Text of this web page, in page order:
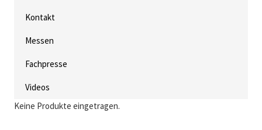
Kontakt
Messen
Fachpresse
Videos
Keine Produkte eingetragen.